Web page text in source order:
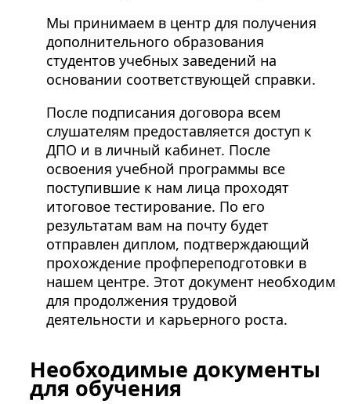
Мы принимаем в центр для получения
дополнительного образования
студентов учебных заведений на
основании соответствующей справки.
После подписания договора всем
слушателям предоставляется доступ к
ДПО и в личный кабинет. После
освоения учебной программы все
поступившие к нам лица проходят
итоговое тестирование. По его
результатам вам на почту будет
отправлен диплом, подтверждающий
прохождение профпереподготовки в
нашем центре. Этот документ необходим
для продолжения трудовой
деятельности и карьерного роста.
Необходимые документы
для обучения